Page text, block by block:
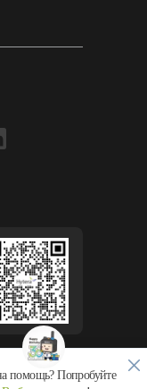
помощь? Попробуйте